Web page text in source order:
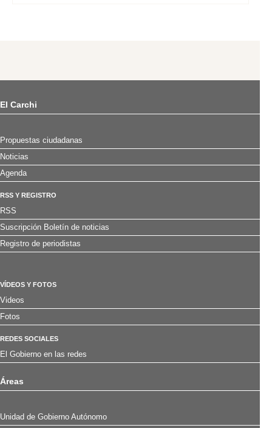
El Carchi
Propuestas ciudadanas
Noticias
Agenda
RSS Y REGISTRO
RSS
Suscripción Boletín de noticias
Registro de periodistas
VÍDEOS Y FOTOS
Videos
Fotos
REDES SOCIALES
El Gobierno en las redes
Áreas
Unidad de Gobierno Autónomo